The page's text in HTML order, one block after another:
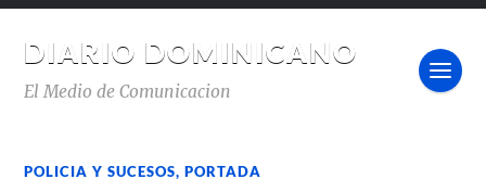
DIARIO DOMINICANO
El Medio de Comunicacion
POLICIA Y SUCESOS,PORTADA